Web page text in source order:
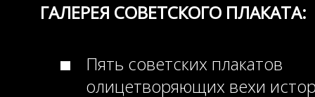
ГАЛЕРЕЯ СОВЕТСКОГО ПЛАКАТА:
Пять советских плакатов
олицетворяющих вехи